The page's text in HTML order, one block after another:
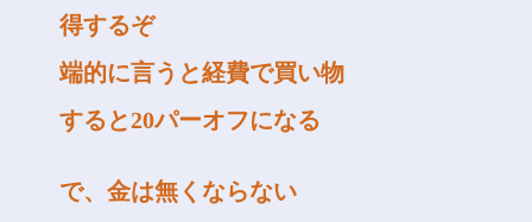
得するぞ
端的に言うと経費で買い物
すると20パーオフになる
で、金は無くならない